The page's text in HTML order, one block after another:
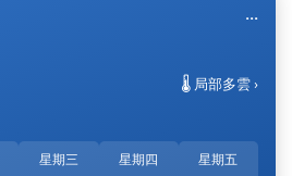
...
🌡️ 局部多雲 ›
星期三 星期四 星期五